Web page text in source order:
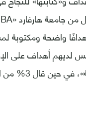
واضحة
المبحوثين: إن